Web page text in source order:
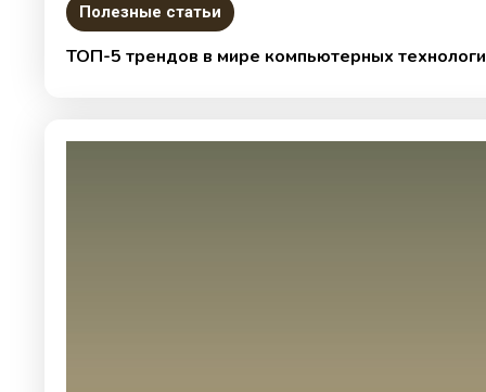
Полезные статьи
ТОП-5 трендов в мире компьютерных